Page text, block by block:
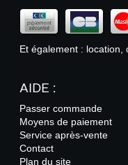
Et également : location,
AIDE :
Passer commande
Moyens de paiement
Service après-vente
Contact
Plan du site